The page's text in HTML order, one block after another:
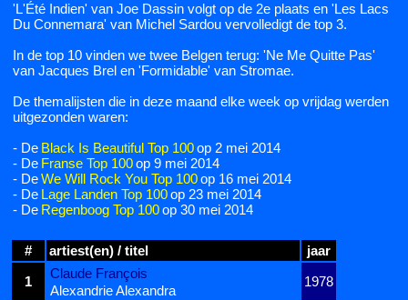
'L'Été Indien' van Joe Dassin volgt op de 2e plaats en 'Les Lacs
Du Connemara' van Michel Sardou vervolledigt de top 3.
In de top 10 vinden we twee Belgen terug: 'Ne Me Quitte Pas'
van Jacques Brel en 'Formidable' van Stromae.
De themalijsten die in deze maand elke week op vrijdag werden
uitgezonden waren:
- De Black Is Beautiful Top 100op 2 mei 2014
- De Franse Top 100op 9 mei 2014
- DeWe Will Rock You Top 100op 16 mei 2014
- De Lage Landen Top 100op 23 mei 2014
- De Regenboog Top 100op 30 mei 2014
# artiest(en) / titel
jaar
1
Claude François
1978
Alexandrie Alexandra